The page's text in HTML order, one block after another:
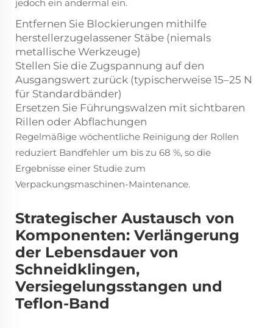
jedoch ein andermal ein.
Entfernen Sie Blockierungen mithilfe
herstellerzugelassener Stäbe (niemals
metallische Werkzeuge)
Stellen Sie die Zugspannung auf den
Ausgangswert zurück (typischerweise 15–25 N
für Standardbänder)
Ersetzen Sie Führungswalzen mit sichtbaren
Rillen oder Abflachungen
Regelmäßige wöchentliche Reinigung der Rollen
reduziert Bandfehler um bis zu 68 %, so die
Ergebnisse einer Studie zum
Verpackungsmaschinen-Maintenance.
Strategischer Austausch von
Komponenten: Verlängerung
der Lebensdauer von
Schneidklingen,
Versiegelungsstangen und
Teflon-Band